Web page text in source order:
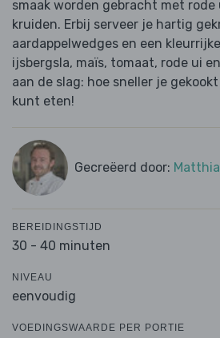
smaak worden gebracht met rode
kruiden. Erbij serveer je hartig
aardappelwedges en een
ijsbergsla, maïs, tomaat, rode ui
aan de slag: hoe sneller je
kunt eten!
Gecreëerd door:
BEREIDINGSTIJD
30 - 40 minuten
NIVEAU
eenvoudig
VOEDINGSWAARDE PER PORTIE